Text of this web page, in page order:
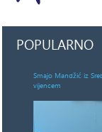
POPULARNO
Smajo Mandžić iz
vijencem